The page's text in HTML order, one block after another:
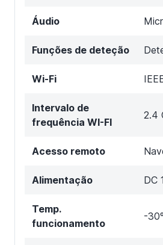
Áudio
Funções de deteção
Wi-Fi
Intervalo de
frequência WI-FI
2.4
Acesso remoto
Alimentação DC
Temp.
funcionamento
-